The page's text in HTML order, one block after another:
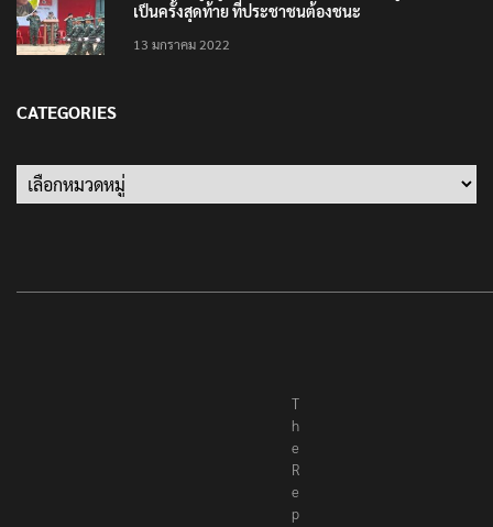
เป็นครั้งสุดท้าย ที่ประชาชนต้องชนะ
13 มกราคม 2022
CATEGORIES
Categories
T
h
e
R
e
p